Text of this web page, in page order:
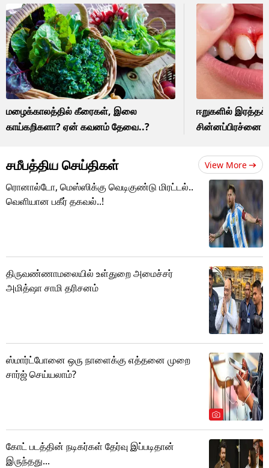
மழைக்காலத்தில் கீரைகள், இலை
காய்கறிகளா? ஏன் கவனம் தேவை..?
ஈறுகளில் இரத்தக்
சின்னப்பிரச்னை
சமீபத்திய செய்திகள் View More
ரொனால்டோ, மெஸ்ஸிக்கு வெடிகுண்டு மிரட்டல்..
வெளியான பகீர் தகவல்..!
திருவண்ணாமலையில் உள்துறை அமைச்சர்
அமித்ஷா சாமி தரிசனம்
ஸ்மார்ட்போனை ஒரு நாளைக்கு எத்தனை முறை
சார்ஜ் செய்யலாம்?
கோட் படத்தின் நடிகர்கள் தேர்வு இப்படிதான்
இருந்தது...